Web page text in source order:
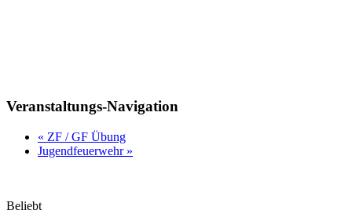
Veranstaltungs-Navigation
« ZF / GF Übung
Jugendfeuerwehr »
Beliebt